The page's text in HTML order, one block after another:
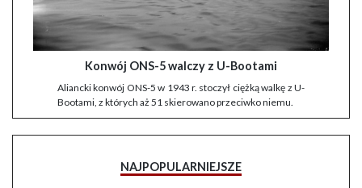
Konwój ONS-5 walczy z U-Bootami
Aliancki konwój ONS-5 w 1943 r. stoczył ciężką walkę z U-
Bootami, z których aż 51 skierowano przeciwko niemu.
NAJPOPULARNIEJSZE